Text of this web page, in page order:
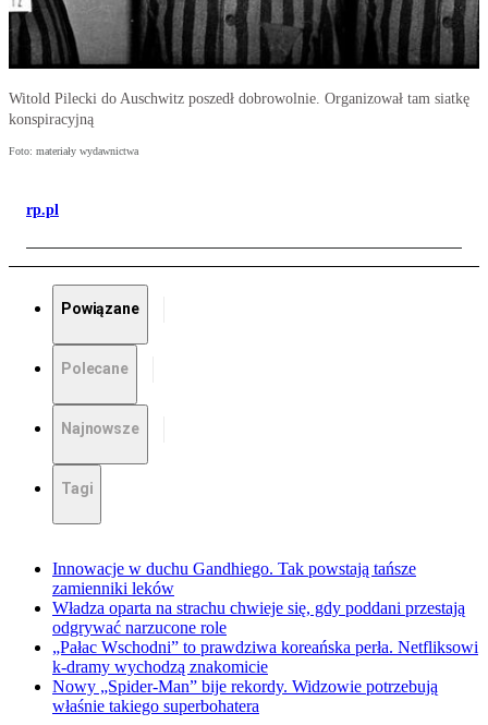
Witold Pilecki do Auschwitz poszedł dobrowolnie. Organizował tam siatkę
konspiracyjną
Foto: materiały wydawnictwa
rp.pl
Powiązane
Polecane
Najnowsze
Tagi
Innowacje w duchu Gandhiego. Tak powstają tańsze
zamienniki leków
Władza oparta na strachu chwieje się, gdy poddani przestają
odgrywać narzucone role
„Pałac Wschodni” to prawdziwa koreańska perła. Netfliksowi
k-dramy wychodzą znakomicie
Nowy „Spider-Man” bije rekordy. Widzowie potrzebują
właśnie takiego superbohatera